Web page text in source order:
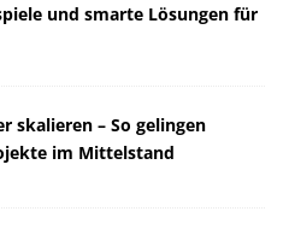
und smarte Lösungen für
skalieren – So gelingen
im Mittelstand